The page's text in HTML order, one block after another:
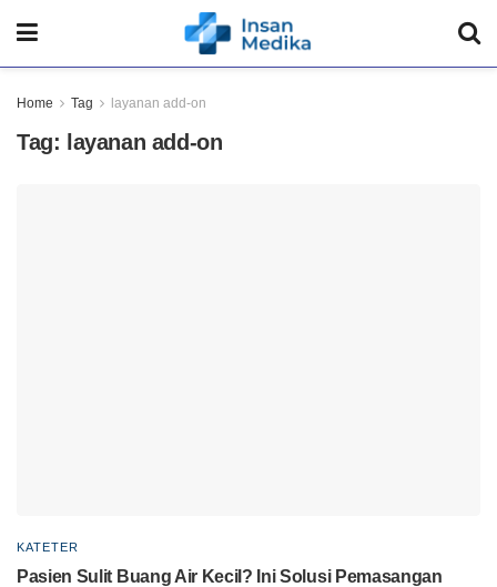
Home Tag layanan add-on
Tag: layanan add-on
KATETER
Pasien Sulit Buang Air Kecil? Ini Solusi Pemasangan